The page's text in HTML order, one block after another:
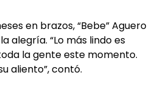
en brazos, “Bebe” Aguero
alegría. “Lo más lindo es
la gente este momento.
aliento”, contó.